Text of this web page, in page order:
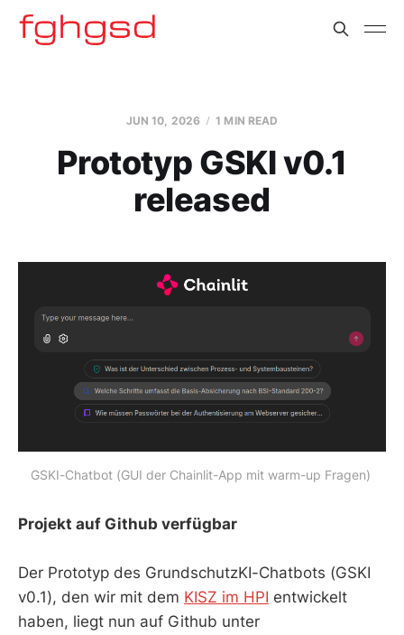
JUN 10, 2026 1 MIN READ
Prototyp GSKI v0.1
released
GSKI-Chatbot (GUI der Chainlit-App mit warm-up Fragen)
Projekt auf Github verfügbar
Der Prototyp des GrundschutzKI-Chatbots (GSKI
v0.1), den wir mit dem KISZ im HPI entwickelt
haben, liegt nun auf Github unter